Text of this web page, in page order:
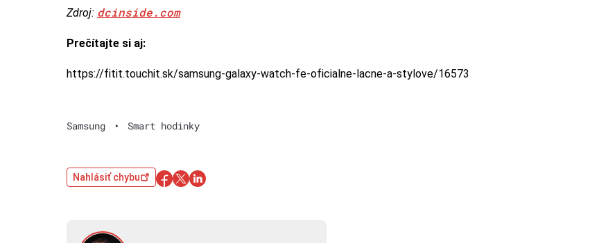
Zdroj: dcinside.com
Prečítajte si aj:
https://fitit.touchit.sk/samsung-galaxy-watch-fe-oficialne-lacne-a-stylove/16573
Samsung • Smart hodinky
Nahlásiť chybu